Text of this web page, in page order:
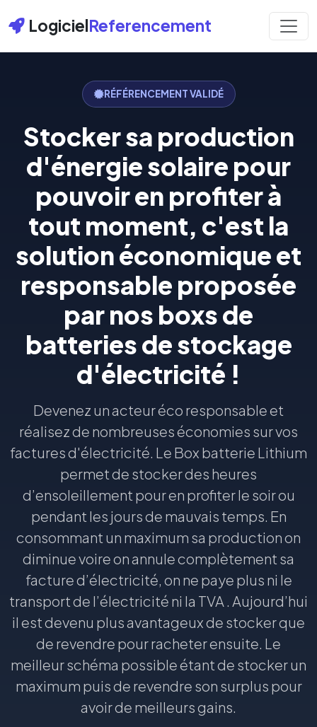
LogicielReferencement
RÉFÉRENCEMENT VALIDÉ
Stocker sa production
d'énergie solaire pour
pouvoir en profiter à
tout moment, c'est la
solution économique et
responsable proposée
par nos boxs de
batteries de stockage
d'électricité !
Devenez un acteur éco responsable et
réalisez de nombreuses économies sur vos
factures d'électricité. Le Box batterie Lithium
permet de stocker des heures
d’ensoleillement pour en profiter le soir ou
pendant les jours de mauvais temps. En
consommant un maximum sa production on
diminue voire on annule complètement sa
facture d’électricité, on ne paye plus ni le
transport de l’électricité ni la TVA . Aujourd’hui
il est devenu plus avantageux de stocker que
de revendre pour racheter ensuite. Le
meilleur schéma possible étant de stocker un
maximum puis de revendre son surplus pour
avoir de meilleurs gains.